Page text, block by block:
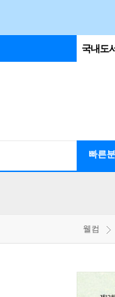
국내도
빠른
웰컴